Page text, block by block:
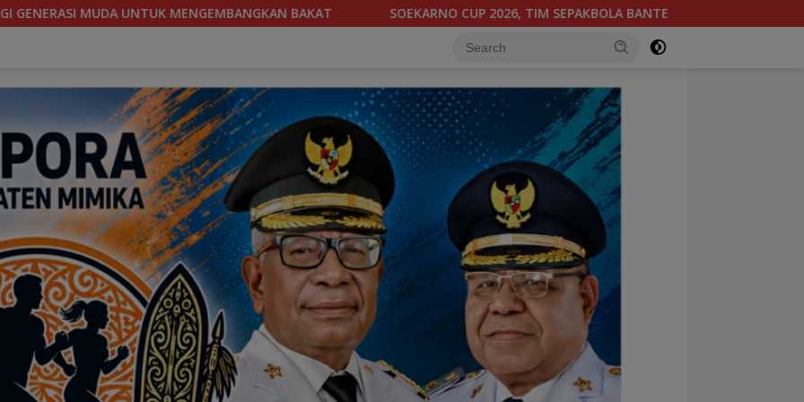
BAKAT SOEKARNO CUP 2026, TIM SEPAKBOLA BANTENG PAPUA TENGAH BERGABUNG DI GROUP B, BERSAMA